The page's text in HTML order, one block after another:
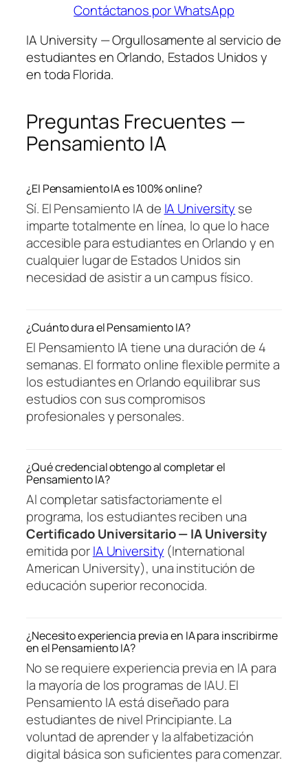
Contáctanos por WhatsApp
IA University — Orgullosamente al servicio de
estudiantes en Orlando, Estados Unidos y
en toda Florida.
Preguntas Frecuentes —
Pensamiento IA
¿El Pensamiento IA es 100% online?
Sí. El Pensamiento IA de IA University se
imparte totalmente en línea, lo que lo hace
accesible para estudiantes en Orlando y en
cualquier lugar de Estados Unidos sin
necesidad de asistir a un campus físico.
¿Cuánto dura el Pensamiento IA?
El Pensamiento IA tiene una duración de 4
semanas. El formato online flexible permite a
los estudiantes en Orlando equilibrar sus
estudios con sus compromisos
profesionales y personales.
¿Qué credencial obtengo al completar el
Pensamiento IA?
Al completar satisfactoriamente el
programa, los estudiantes reciben una
Certificado Universitario — IA University
emitida porIA University (International
American University), una institución de
educación superior reconocida.
¿Necesito experiencia previa en IA para inscribirme
en el Pensamiento IA?
No se requiere experiencia previa en IA para
la mayoría de los programas de IAU. El
Pensamiento IA está diseñado para
estudiantes de nivel Principiante. La
voluntad de aprender y la alfabetización
digital básica son suficientes para comenzar.